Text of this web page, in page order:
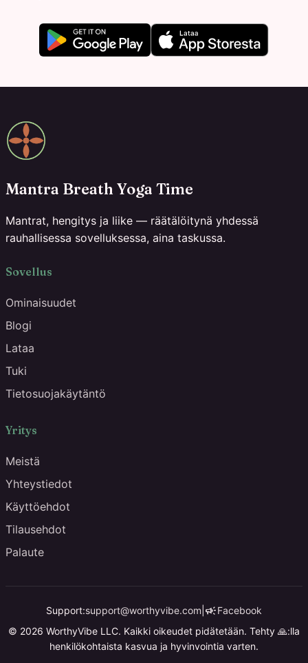
Mantra Breath Yoga Time
Mantrat, hengitys ja liike — räätälöitynä yhdessä
rauhallisessa sovelluksessa, aina taskussa.
Sovellus
Ominaisuudet
Blogi
Lataa
Tuki
Tietosuojakäytäntö
Yritys
Meistä
Yhteystiedot
Käyttöehdot
Tilausehdot
Palaute
Support:support@worthyvibe.com campaignFacebook
© 2026 WorthyVibe LLC. Kaikki oikeudet pidätetään. Tehty 🙏:lla
henkilökohtaista kasvua ja hyvinvointia varten.